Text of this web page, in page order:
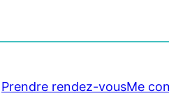
Prendre rendez-vousMe